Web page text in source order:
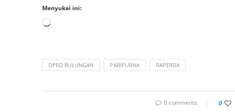
Menyukai ini:
DPRD BULUNGAN PARIPURNA RAPERDA
0 comments 0